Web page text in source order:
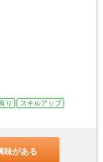
り
スキルアップ
味がある